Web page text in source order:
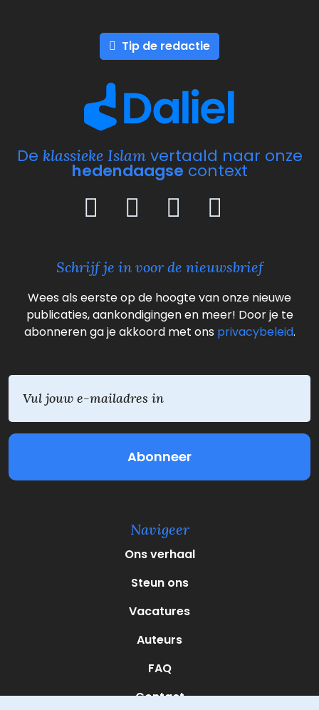
Tip de redactie
De klassieke Islamvertaald naar onze
hedendaagse context
Schrijf je in voor de nieuwsbrief
Wees als eerste op de hoogte van onze nieuwe
publicaties, aankondigingen en meer! Door je te
abonneren ga je akkoord met ons privacybeleid.
m
i
l
V
i
t
Navigeer
Ons verhaal
Steun ons
Vacatures
Auteurs
FAQ
Contact